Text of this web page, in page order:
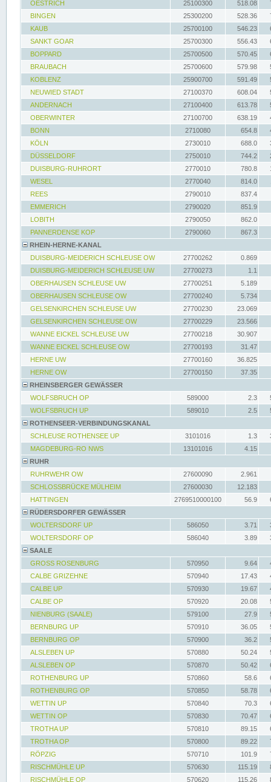
OESTRICH
25100300 518.08
BINGEN
25300200 528.36
KAUB
25700100 546.23
SANKT GOAR
25700300 556.43
BOPPARD
25700500 570.45
BRAUBACH
25700600 579.98
KOBLENZ
25900700 591.49
NEUWIED STADT
27100370 608.04
ANDERNACH
27100400 613.78
OBERWINTER
27100700 638.19
BONN
2710080 654.8
KÖLN
2730010 688.0
DÜSSELDORF
2750010 744.2
DUISBURG-RUHRORT
2770010 780.8
WESEL
2770040 814.0
REES
2790010
837.4
EMMERICH
2790020
851.9
LOBITH
2790050
862.0
PANNERDENSE KOP
2790060
867.3
RHEIN-HERNE-KANAL
DUISBURG-MEIDERICH SCHLEUSE OW
27700262
0.869
DUISBURG-MEIDERICH SCHLEUSE UW
27700273
1.1
OBERHAUSEN SCHLEUSE UW
27700251
5.189
OBERHAUSEN SCHLEUSE OW
27700240
5.734
GELSENKIRCHEN SCHLEUSE UW
27700230
23.069
GELSENKIRCHEN SCHLEUSE OW
27700229
23.566
WANNE EICKEL SCHLEUSE UW
27700218
30.907
WANNE EICKEL SCHLEUSE OW
27700193
31.47
HERNE UW
27700160
36.825
HERNE OW
27700150
37.35
RHEINSBERGER GEWÄSSER
WOLFSBRUCH OP
589000 2.3
WOLFSBRUCH UP
589010 2.5
ROTHENSEER-VERBINDUNGSKANAL
SCHLEUSE ROTHENSEE UP
3101016 1.3
MAGDEBURG-RO NWS
13101016
4.15
RUHR
RUHRWEHR OW
27600090
2.961
SCHLOSSBRÜCKE MÜLHEIM
27600030
12.183
HATTINGEN
2769510000100 56.9
RÜDERSDORFER GEWÄSSER
WOLTERSDORF UP
586050 3.71
WOLTERSDORF OP
586040 3.89
SAALE
GROSS ROSENBURG
570950 9.64
CALBE GRIZEHNE
570940 17.43
CALBE UP
570930 19.67
CALBE OP
570920 20.08
NIENBURG (SAALE)
579100 27.9
BERNBURG UP
570910 36.05
BERNBURG OP
570900 36.2
ALSLEBEN UP
570880 50.24
ALSLEBEN OP
570870 50.42
ROTHENBURG UP
570860 58.6
ROTHENBURG OP
570850 58.78
WETTIN UP
570840 70.3
WETTIN OP
570830 70.47
TROTHA UP
570810 89.15
TROTHA OP
570800 89.22
RÖPZIG
570710 101.9
RISCHMÜHLE UP
570630 115.19
RISCHMÜHLE OP
570620 115.26